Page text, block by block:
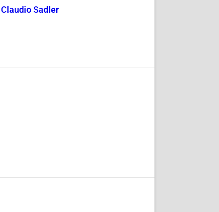
Sadler